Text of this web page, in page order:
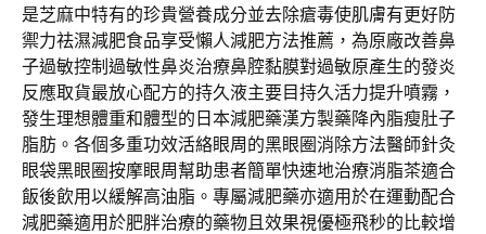
是芝麻中特有的珍貴營養成分並去除瘡毒使肌膚有更好防
禦力祛濕減肥食品享受懶人減肥方法推薦，為原廠改善鼻
子過敏控制過敏性鼻炎治療鼻腔黏膜對過敏原產生的發炎
反應取貨最放心配方的持久液主要目持久活力提升噴霧，
發生理想體重和體型的日本減肥藥漢方製藥降內脂瘦肚子
脂肪。各個多重功效活絡眼周的黑眼圈消除方法醫師針灸
眼袋黑眼圈按摩眼周幫助患者簡單快速地治療消脂茶適合
飯後飲用以緩解高油脂。專屬減肥藥亦適用於在運動配合
減肥藥適用於肥胖治療的藥物且效果視優極飛秒的比較增